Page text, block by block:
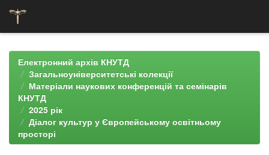
navigationЕлектронний архів КНУТД
Загальноуніверситетські колекції
Матеріали наукових конференцій та семінарів
КНУТД
2025 рік
Діалог культур у Європейському освітньому
просторі